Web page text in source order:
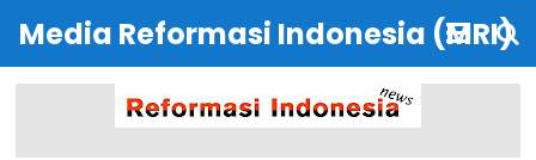
Media Reformasi Indonesia (MRI)